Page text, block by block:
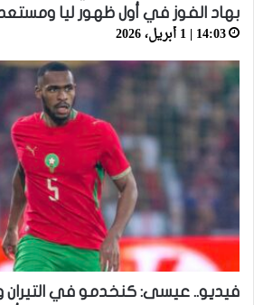
بهاد الفوز في أول ظهور ليا
14:03 | 1 أبريل، 2026
فيديو.. عيسى: كنخدمو في